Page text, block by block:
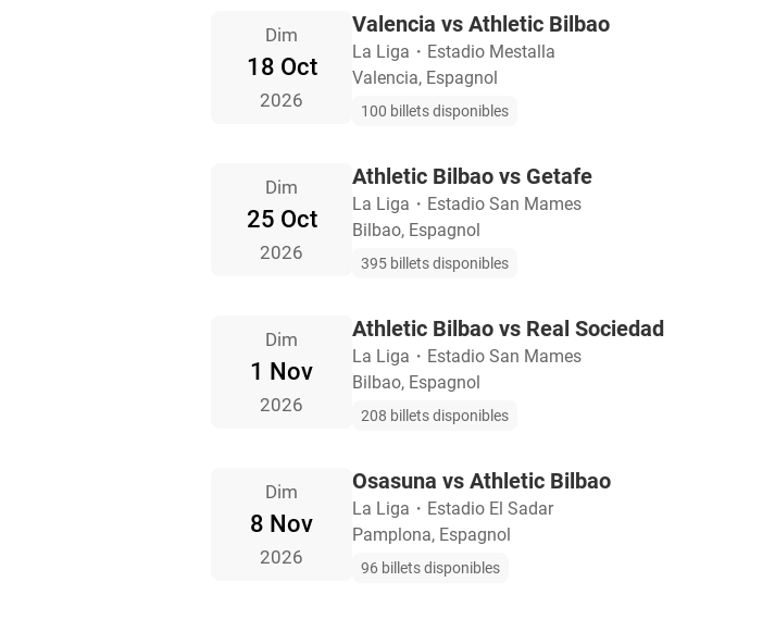
Dim
18 Oct
2026
Valencia vs Athletic Bilbao
La Liga ・ Estadio Mestalla
Valencia, Espagnol
100 billets disponibles
Dim
25 Oct
2026
Athletic Bilbao vs Getafe
La Liga ・ Estadio San Mames
Bilbao, Espagnol
395 billets disponibles
Dim
1 Nov
2026
Athletic Bilbao vs Real Sociedad
La Liga ・ Estadio San Mames
Bilbao, Espagnol
208 billets disponibles
Dim
8 Nov
2026
Osasuna vs Athletic Bilbao
La Liga ・ Estadio El Sadar
Pamplona, Espagnol
96 billets disponibles